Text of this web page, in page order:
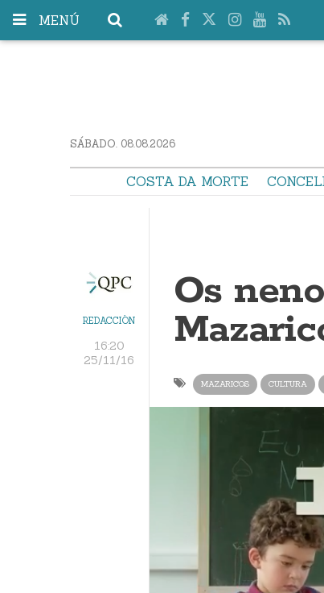
MENÚ
SÁBADO. 08.08.2026
COSTA DA MORTE
REDACCIÓN
16:20
25/11/16
Os
MAZARICOS CULTURA